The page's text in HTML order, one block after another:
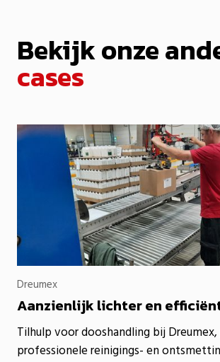
Bekijk onze
cases
Dreumex
Aanzienlijk lichter en
Tilhulp voor dooshandling bij
professionele reinigings- en